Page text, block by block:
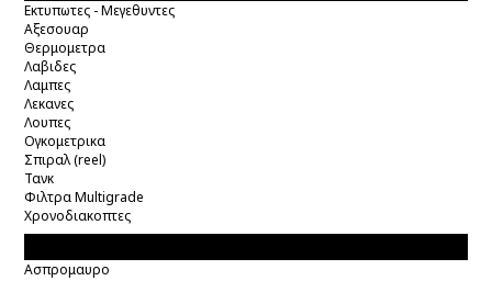
Εκτυπωτες - Μεγεθυντες
Αξεσουαρ
Θερμομετρα
Λαβιδες
Λαμπες
Λεκανες
Λουπες
Ογκομετρικα
Σπιραλ (reel)
Τανκ
Φιλτρα Multigrade
Χρονοδιακοπτες
Ασπρομαυρο